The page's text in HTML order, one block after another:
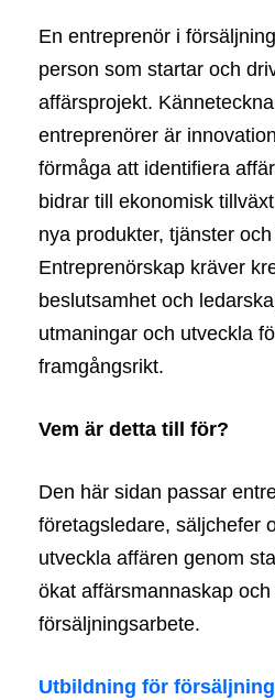
En entreprenör i
person som startar och
affärsprojekt.
entreprenörer är
förmåga att identifiera
bidrar till ekonomisk
nya produkter, tjänster
Entreprenörskap kräver
beslutsamhet och
utmaningar och utveckla
framgångsrikt.
Vem är detta till för?
Den här sidan passar
företagsledare, säljchefer
utveckla affären genom
ökat affärsmannaskap
försäljningsarbete.
Utbildning för